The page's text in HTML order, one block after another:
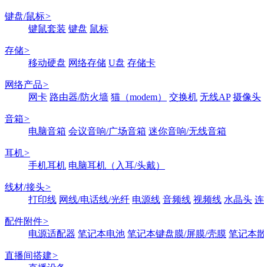
键盘/鼠标>
键鼠套装 键盘 鼠标
存储>
移动硬盘 网络存储 U盘 存储卡
网络产品>
网卡 路由器/防火墙 猫（modem） 交换机 无线AP 摄像头
音箱>
电脑音箱 会议音响/广场音箱 迷你音响/无线音箱
耳机>
手机耳机 电脑耳机（入耳/头戴）
线材/接头>
打印线 网线/电话线/光纤 电源线 音频线 视频线 水晶头
配件附件>
电源适配器 笔记本电池 笔记本键盘膜/屏膜/壳膜 笔记本
直播间搭建>